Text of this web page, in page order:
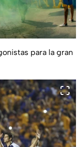
para la gran